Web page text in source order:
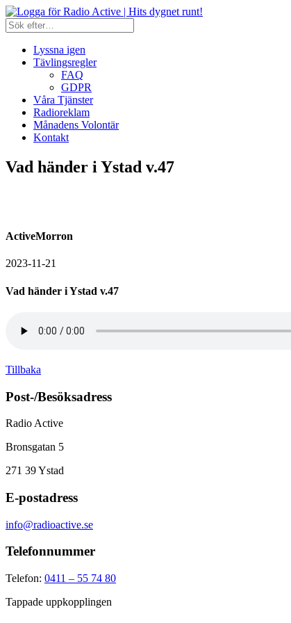
Lyssna igen
Tävlingsregler
FAQ
GDPR
Våra Tjänster
Radioreklam
Månadens Volontär
Kontakt
Vad händer i Ystad v.47
ActiveMorron
2023-11-21
Vad händer i Ystad v.47
Tillbaka
Post-/Besöksadress
Radio Active
Bronsgatan 5
271 39Ystad
E-postadress
info@radioactive.se
Telefonnummer
Telefon: 0411 – 55 74 80
Tappade uppkopplingen